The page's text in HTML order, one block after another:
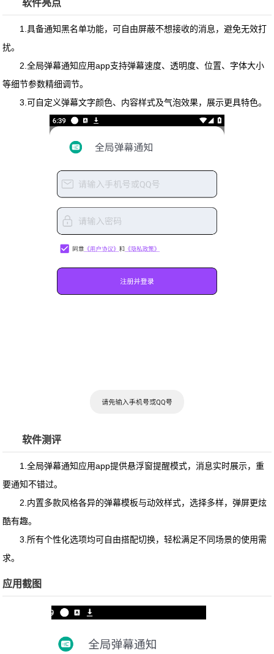
软件亮点
1.具备通知黑名单功能，可自由屏蔽不想接收的消息，避免无效打
扰。
2.全局弹幕通知应用app支持弹幕速度、透明度、位置、字体大小
等细节参数精细调节。
3.可自定义弹幕文字颜色、内容样式及气泡效果，展示更具特色。
软件测评
1.全局弹幕通知应用app提供悬浮窗提醒模式，消息实时展示，重
要通知不错过。
2.内置多款风格各异的弹幕模板与动效样式，选择多样，弹屏更炫
酷有趣。
3.所有个性化选项均可自由搭配切换，轻松满足不同场景的使用需
求。
应用截图